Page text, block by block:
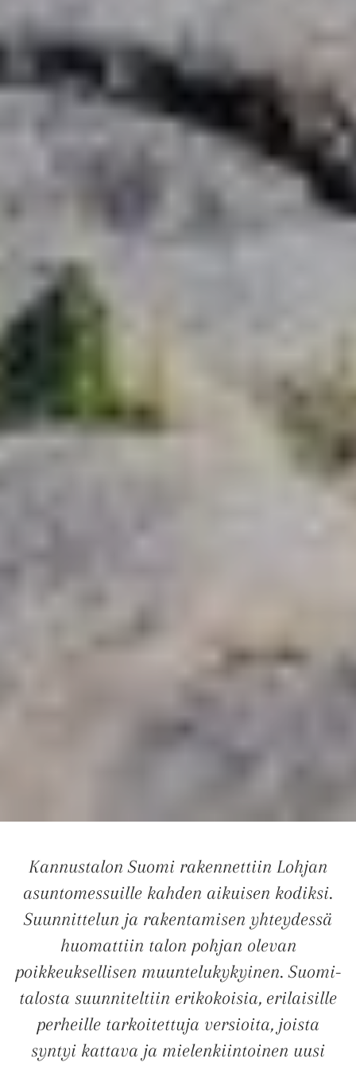
Kannustalon Suomi rakennettiin Lohjan
asuntomessuille kahden aikuisen kodiksi.
Suunnittelun ja rakentamisen yhteydessä
huomattiin talon pohjan olevan
poikkeuksellisen muuntelukykyinen. Suomi-
talosta suunniteltiin erikokoisia, erilaisille
perheille tarkoitettuja versioita, joista
syntyi kattava ja mielenkiintoinen uusi